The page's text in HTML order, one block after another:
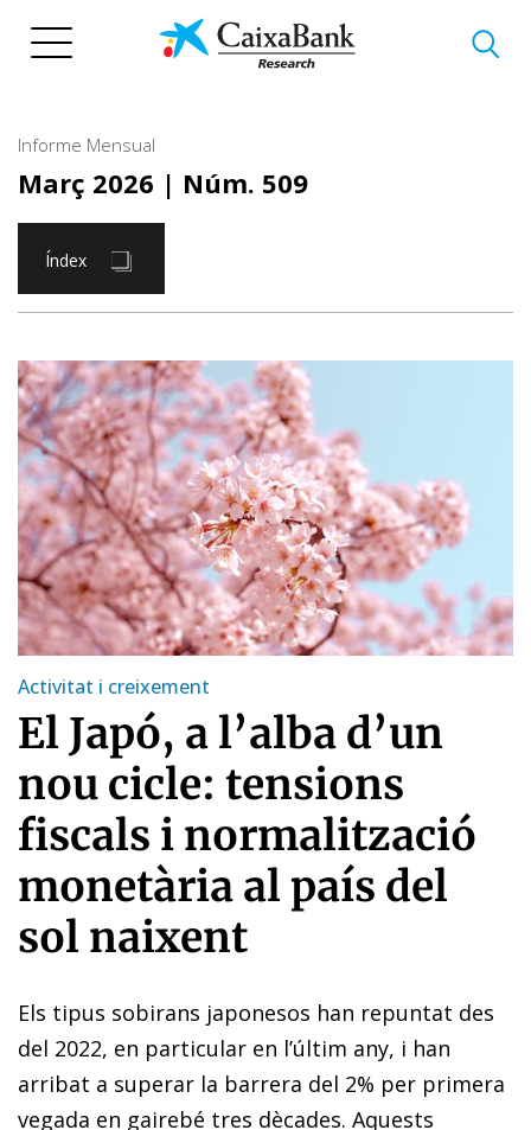
Informe Mensual
Març 2026 | Núm. 509
Índex
Activitat i creixement
El Japó, a l’alba d’un
nou cicle: tensions
fiscals i normalització
monetària al país del
sol naixent
Els tipus sobirans japonesos han repuntat des
del 2022, en particular en l’últim any, i han
arribat a superar la barrera del 2% per primera
vegada en gairebé tres dècades. Aquests